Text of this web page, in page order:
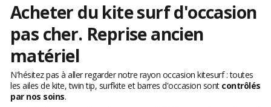
Acheter du kite surf d'occasion
pas cher. Reprise ancien
matériel
N'hésitez pas à aller regarder notre rayon occasion kitesurf : toutes
les ailes de kite, twin tip, surfkite et barres d'occasion sont contrôlés
par nos soins.